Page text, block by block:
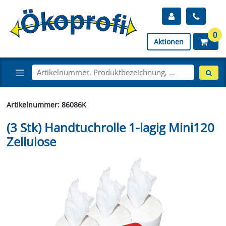
Aktionen
0
Artikelnummer: 86086K
(3 Stk) Handtuchrolle 1-lagig Mini120
Zellulose